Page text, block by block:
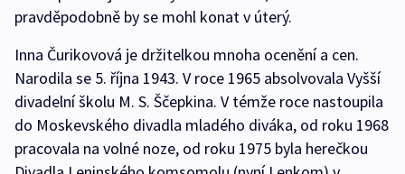
pravděpodobně by se mohl konat v úterý.
Inna Čurikovová je držitelkou mnoha ocenění a cen.
Narodila se 5. října 1943. V roce 1965 absolvovala Vyšší
divadelní školu M. S. Ščepkina. V témže roce nastoupila
do Moskevského divadla mladého diváka, od roku 1968
pracovala na volné noze, od roku 1975 byla herečkou